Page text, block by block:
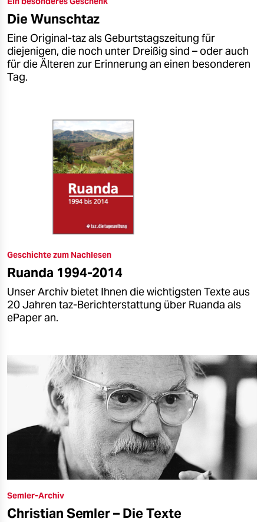
epaper login
Die Wunschtaz
Eine Original-taz als Geburtstagszeitung für
diejenigen, die noch unter Dreißig sind – oder auch
für die Älteren zur Erinnerung an einen besonderen
Tag.
Geschichte zum Nachlesen
Ruanda 1994-2014
Unser Archiv bietet Ihnen die wichtigsten Texte aus
20 Jahren taz-Berichterstattung über Ruanda als
ePaper an.
Semler-Archiv
Christian Semler – Die Texte